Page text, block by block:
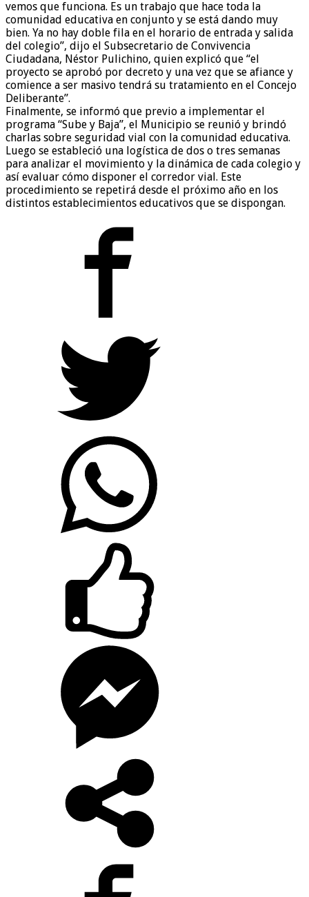
vemos que funciona. Es un trabajo que hace toda la
comunidad educativa en conjunto y se está dando muy
bien. Ya no hay doble fila en el horario de entrada y salida
del colegio”, dijo el Subsecretario de Convivencia
Ciudadana, Néstor Pulichino, quien explicó que “el
proyecto se aprobó por decreto y una vez que se afiance y
comience a ser masivo tendrá su tratamiento en el Concejo
Deliberante”.
Finalmente, se informó que previo a implementar el
programa “Sube y Baja”, el Municipio se reunió y brindó
charlas sobre seguridad vial con la comunidad educativa.
Luego se estableció una logística de dos o tres semanas
para analizar el movimiento y la dinámica de cada colegio y
así evaluar cómo disponer el corredor vial. Este
procedimiento se repetirá desde el próximo año en los
distintos establecimientos educativos que se dispongan.